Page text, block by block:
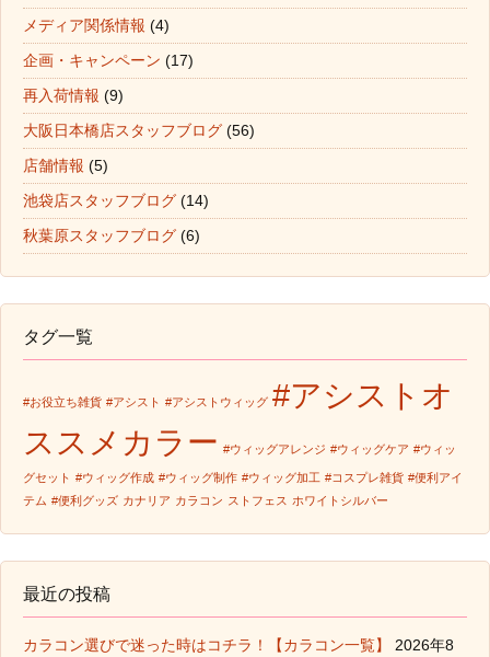
メディア関係情報 (4)
企画・キャンペーン (17)
再入荷情報 (9)
大阪日本橋店スタッフブログ (56)
店舗情報 (5)
池袋店スタッフブログ (14)
秋葉原スタッフブログ (6)
タグ一覧
#お役立ち雑貨 #アシスト #アシストウィッグ #アシストオ
ススメカラー #ウィッグアレンジ #ウィッグケア #ウィッ
グセット #ウィッグ作成 #ウィッグ制作 #ウィッグ加工 #コスプレ雑貨 #便利アイ
テム #便利グッズ カナリア カラコン ストフェス ホワイトシルバー
最近の投稿
カラコン選びで迷った時はコチラ！【カラコン一覧】
2026年8